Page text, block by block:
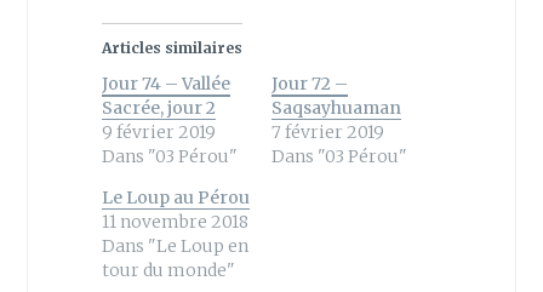
r
s
u
r
T
w
i
t
t
(
o
u
v
r
e
r
s
u
r
F
a
c
e
b
o
k
(
o
u
v
r
Articles similaires
Jour 74 – Vallée
Sacrée, jour 2
9 février 2019
Dans "03 Pérou"
Jour 72 –
Saqsayhuaman
7 février 2019
Dans "03 Pérou"
Le Loup au Pérou
11 novembre 2018
Dans "Le Loup en
tour du monde"